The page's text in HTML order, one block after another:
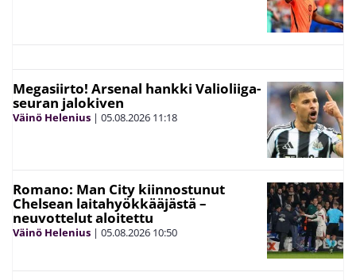
Megasiirto! Arsenal hankki Valioliiga-
seuran jalokiven
Väinö Helenius | 05.08.2026 11:18
Romano: Man City kiinnostunut
Chelsean laitahyökkääjästä –
neuvottelut aloitettu
Väinö Helenius | 05.08.2026 10:50